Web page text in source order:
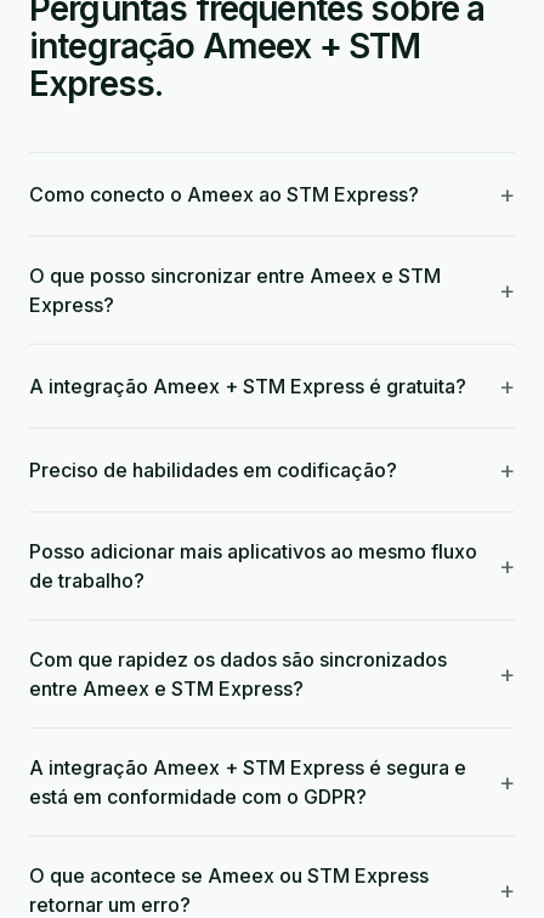
Perguntas frequentes sobre a
integração Ameex + STM
Express.
Como conecto o Ameex ao STM Express? +
O que posso sincronizar entre Ameex e STM
Express?
+
A integração Ameex + STM Express é gratuita? +
Preciso de habilidades em codificação? +
Posso adicionar mais aplicativos ao mesmo fluxo
de trabalho?
+
Com que rapidez os dados são sincronizados
entre Ameex e STM Express?
+
A integração Ameex + STM Express é segura e
está em conformidade com o GDPR?
+
O que acontece se Ameex ou STM Express
retornar um erro?
+